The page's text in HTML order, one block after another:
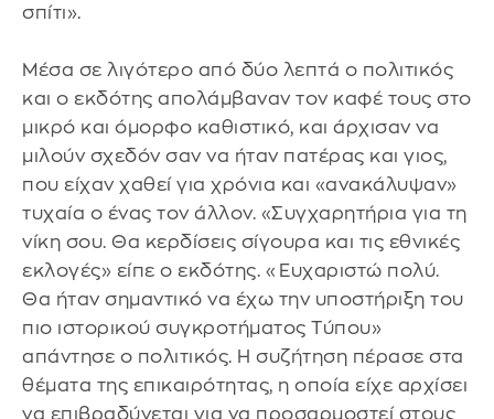
σπίτι».
Μέσα σε λιγότερο από δύο λεπτά ο πολιτικός
και ο εκδότης απολάμβαναν τον καφέ τους στο
μικρό και όμορφο καθιστικό, και άρχισαν να
μιλούν σχεδόν σαν να ήταν πατέρας και γιος,
που είχαν χαθεί για χρόνια και «ανακάλυψαν»
τυχαία ο ένας τον άλλον. «Συγχαρητήρια για τη
νίκη σου. Θα κερδίσεις σίγουρα και τις εθνικές
εκλογές» είπε ο εκδότης. «Ευχαριστώ πολύ.
Θα ήταν σημαντικό να έχω την υποστήριξη του
πιο ιστορικού συγκροτήματος Τύπου»
απάντησε ο πολιτικός. Η συζήτηση πέρασε στα
θέματα της επικαιρότητας, η οποία είχε αρχίσει
να επιβραδύνεται για να προσαρμοστεί στους